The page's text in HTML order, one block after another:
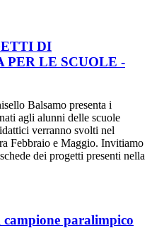
DI
PER LE SCUOLE -
Balsamo presenta i
agli alunni delle scuole
verranno svolti nel
Febbraio e Maggio. Invitiamo
dei progetti presenti nella
paralimpico